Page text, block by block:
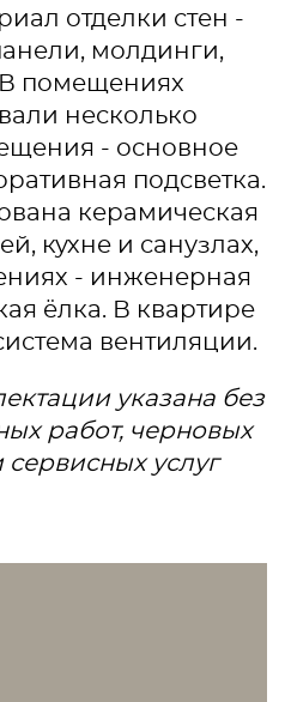
отделки стен -
молдинги,
помещениях
несколько
- основное
подсветка.
керамическая
кухне и санузлах,
- инженерная
ёлка. В квартире
вентиляции.
указана без
работ, черновых
услуг